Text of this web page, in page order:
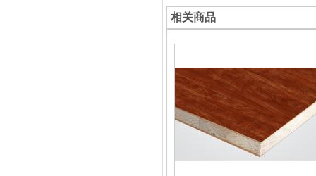
相关商品